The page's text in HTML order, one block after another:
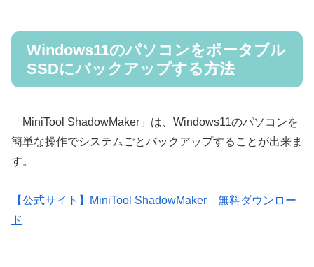
Windows11のパソコンをポータブル
SSDにバックアップする方法
「MiniTool ShadowMaker」は、Windows11のパソコンを
簡単な操作でシステムごとバックアップすることが出来ま
す。
【公式サイト】MiniTool ShadowMaker 無料ダウンロー
ド